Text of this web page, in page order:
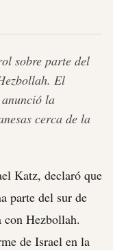
sobre parte del
El
la
cerca de la
Katz, declaró que
parte del sur de
Hezbollah.
de Israel en la